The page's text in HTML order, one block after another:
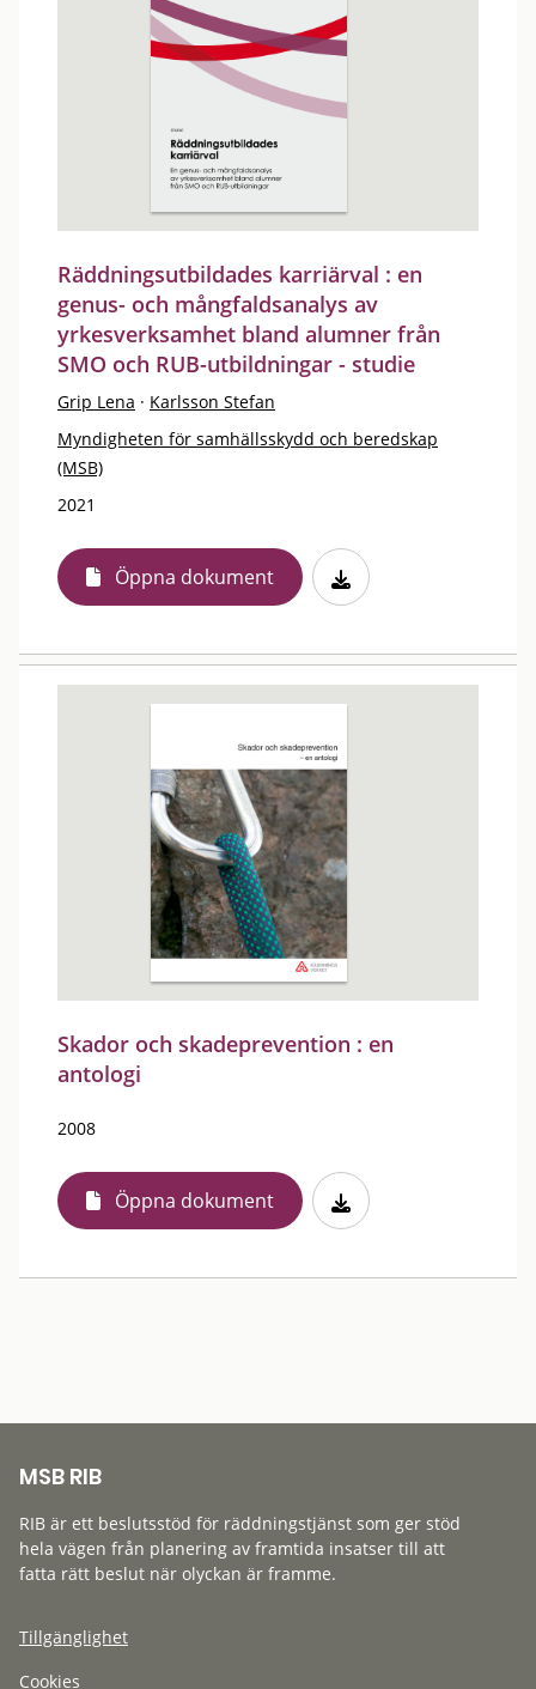
Räddningsutbildades karriärval : en
genus- och mångfaldsanalys av
yrkesverksamhet bland alumner från
SMO och RUB-utbildningar - studie
Grip Lena · Karlsson Stefan
Myndigheten för samhällsskydd och beredskap
(MSB)
2021
Öppna dokument
Skador och skadeprevention : en
antologi
2008
Öppna dokument
MSB RIB
RIB är ett beslutsstöd för räddningstjänst som ger stöd
hela vägen från planering av framtida insatser till att
fatta rätt beslut när olyckan är framme.
Tillgänglighet
Cookies